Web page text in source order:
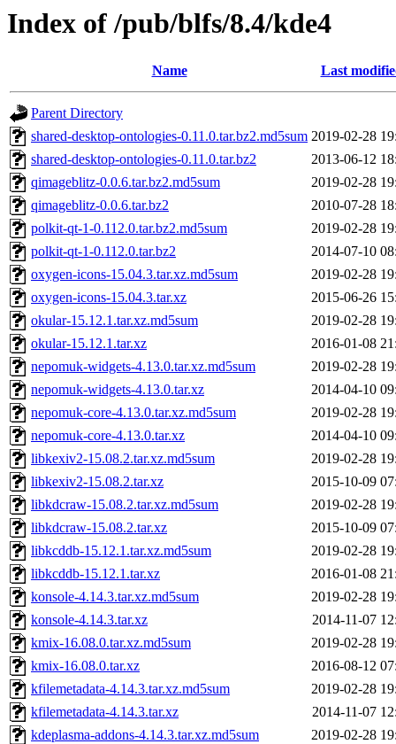
Index of /pub/blfs/8.4/kde4
Name Last
Parent Directory
shared-desktop-ontologies-0.11.0.tar.bz2.md5sum 2019-02-28
shared-desktop-ontologies-0.11.0.tar.bz2
2013-06-12
qimageblitz-0.0.6.tar.bz2.md5sum
2019-02-28
qimageblitz-0.0.6.tar.bz2
2010-07-28
polkit-qt-1-0.112.0.tar.bz2.md5sum
2019-02-28
polkit-qt-1-0.112.0.tar.bz2
2014-07-10
oxygen-icons-15.04.3.tar.xz.md5sum
2019-02-28
oxygen-icons-15.04.3.tar.xz
2015-06-26
okular-15.12.1.tar.xz.md5sum
2019-02-28
okular-15.12.1.tar.xz
2016-01-08
nepomuk-widgets-4.13.0.tar.xz.md5sum
2019-02-28
nepomuk-widgets-4.13.0.tar.xz
2014-04-10
nepomuk-core-4.13.0.tar.xz.md5sum
2019-02-28
nepomuk-core-4.13.0.tar.xz
2014-04-10
libkexiv2-15.08.2.tar.xz.md5sum
2019-02-28
libkexiv2-15.08.2.tar.xz
2015-10-09
libkdcraw-15.08.2.tar.xz.md5sum
2019-02-28
libkdcraw-15.08.2.tar.xz
2015-10-09
libkcddb-15.12.1.tar.xz.md5sum
2019-02-28
libkcddb-15.12.1.tar.xz
2016-01-08
konsole-4.14.3.tar.xz.md5sum
2019-02-28
konsole-4.14.3.tar.xz
2014-11-07
kmix-16.08.0.tar.xz.md5sum
2019-02-28
kmix-16.08.0.tar.xz
2016-08-12
kfilemetadata-4.14.3.tar.xz.md5sum
2019-02-28
kfilemetadata-4.14.3.tar.xz
2014-11-07
kdeplasma-addons-4.14.3.tar.xz.md5sum
2019-02-28